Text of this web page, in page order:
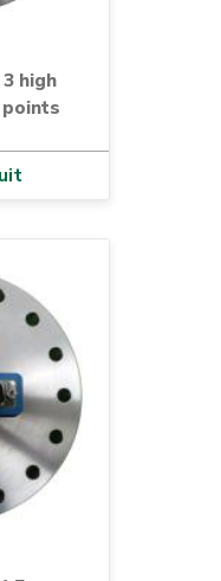
high
points